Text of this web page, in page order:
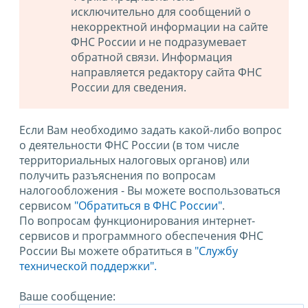
исключительно для сообщений о
некорректной информации на сайте
ФНС России и не подразумевает
обратной связи. Информация
направляется редактору сайта ФНС
России для сведения.
Если Вам необходимо задать какой-либо вопрос
о деятельности ФНС России (в том числе
территориальных налоговых органов) или
получить разъяснения по вопросам
налогообложения - Вы можете воспользоваться
сервисом "Обратиться в ФНС России".
По вопросам функционирования интернет-
сервисов и программного обеспечения ФНС
России Вы можете обратиться в "Службу
технической поддержки".
Ваше сообщение: